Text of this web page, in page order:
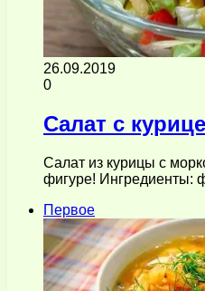
26.09.2019
0
Салат с
Салат из курицы с
фигуре! Ингредиенты:
Первое